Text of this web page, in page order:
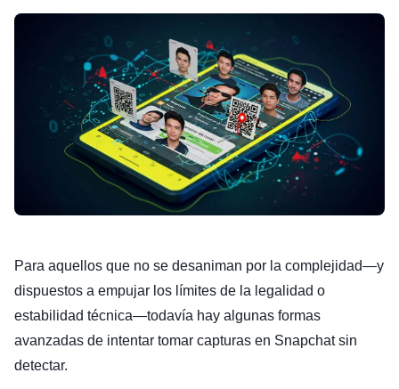
Para aquellos que no se desaniman por la complejidad—y
dispuestos a empujar los límites de la legalidad o
estabilidad técnica—todavía hay algunas formas
avanzadas de intentar tomar capturas en Snapchat sin
detectar.